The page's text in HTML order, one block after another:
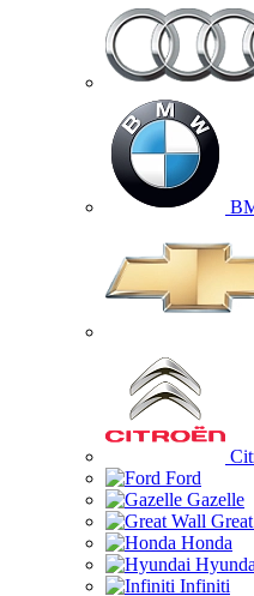
Ford
Gazelle
Honda
Infiniti